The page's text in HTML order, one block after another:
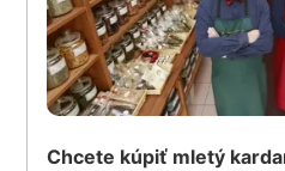
Chcete kúpiť mletý